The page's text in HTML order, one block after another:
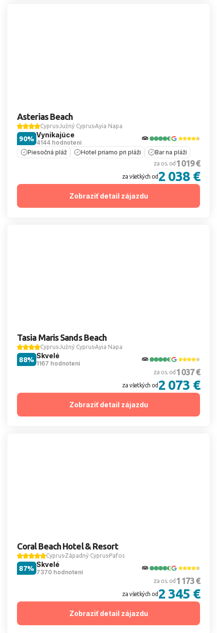
Asterias Beach
CyprusJužný CyprusAyia Napa
Vynikajúce
4144 hodnotení
90%
Piesočná pláž Hotel priamo pri pláži Bar na pláži
za os. od 1 019 €
za všetkých od2 038 €
Zobraziť detail zájazdu
Tasia Maris Sands Beach
CyprusJužný CyprusAyia Napa
Skvelé
1167 hodnotení
88%
za os. od 1 037 €
za všetkých od2 073 €
Zobraziť detail zájazdu
Coral Beach Hotel & Resort
Cyprus Západný Cyprus Pafos
Skvelé
7370 hodnotení
87%
za os. od 1 173 €
za všetkých od2 345 €
Zobraziť detail zájazdu